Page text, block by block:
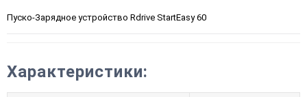
Пуско-Зарядное устройство Rdrive StartEasy 60
Характеристики: